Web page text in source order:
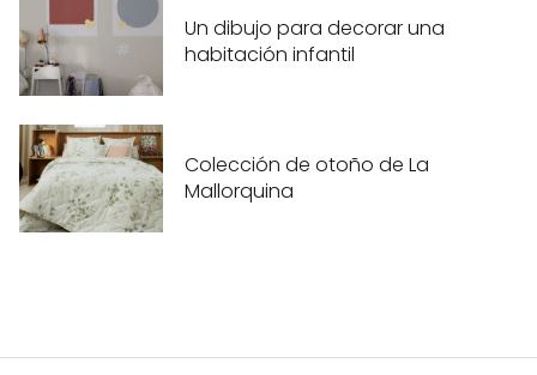
Un dibujo para decorar una
habitación infantil
Colección de otoño de La
Mallorquina